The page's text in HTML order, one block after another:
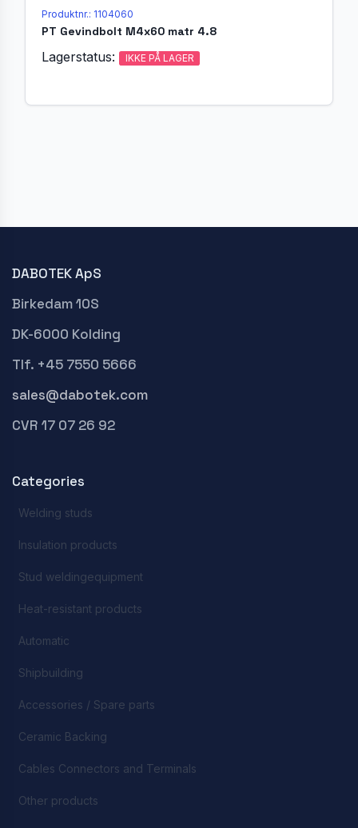
Produktnr.: 1104060
PT Gevindbolt M4x60 matr 4.8
Lagerstatus: IKKE PÅ LAGER
DABOTEK ApS
Birkedam 10S
DK-6000 Kolding
Tlf. +45 7550 5666
sales@dabotek.com
CVR 17 07 26 92
Categories
Welding studs
Insulation products
Stud weldingequipment
Heat-resistant products
Automatic
Shipbuilding
Accessories / Spare parts
Ceramic Backing
Cables Connectors and Terminals
Other products